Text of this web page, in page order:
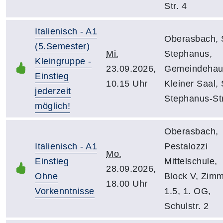
Str. 4
Italienisch - A1
(5.Semester)
Kleingruppe -
Einstieg
jederzeit
möglich!
Mi.
23.09.2026,
10.15 Uhr
Oberasbach,
Stephanus,
Kleiner Saal,
Stephanus-
Italienisch - A1
Einstieg
Ohne
Vorkenntnisse
Mo.
28.09.2026,
18.00 Uhr
Oberasbach,
Pestalozzi
Mittelschule,
Block V,
1.5, 1. OG,
Schulstr. 2